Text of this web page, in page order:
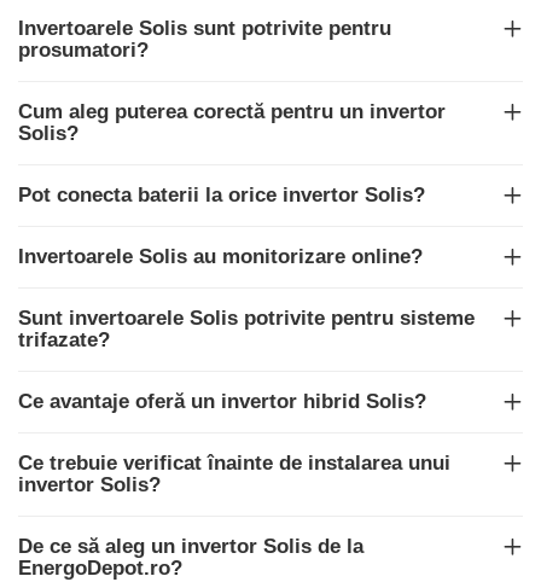
Invertoarele Solis sunt potrivite pentru
prosumatori?
Cum aleg puterea corectă pentru un invertor
Solis?
Pot conecta baterii la orice invertor Solis?
Invertoarele Solis au monitorizare online?
Sunt invertoarele Solis potrivite pentru sisteme
trifazate?
Ce avantaje oferă un invertor hibrid Solis?
Ce trebuie verificat înainte de instalarea unui
invertor Solis?
De ce să aleg un invertor Solis de la
EnergoDepot.ro?